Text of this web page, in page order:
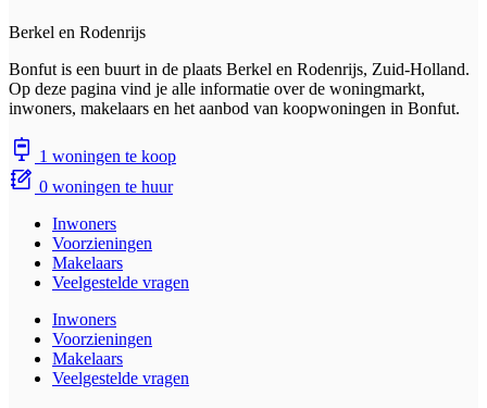
Berkel en Rodenrijs
Bonfut is een buurt in de plaats Berkel en Rodenrijs, Zuid-Holland.
Op deze pagina vind je alle informatie over de woningmarkt,
inwoners, makelaars en het aanbod van koopwoningen in Bonfut.
1 woningen te koop
0 woningen te huur
Inwoners
Voorzieningen
Makelaars
Veelgestelde vragen
Inwoners
Voorzieningen
Makelaars
Veelgestelde vragen